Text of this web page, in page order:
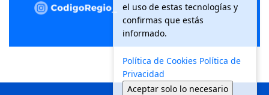
el uso de estas tecnologías y
confirmas que estás
informado.
Política de Cookies Política de
Privacidad
Aceptar solo lo necesario